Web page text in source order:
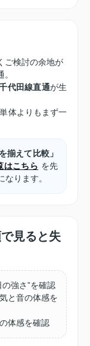
ご検討の余地が
代田線直通が生
体よりもまず一
揃えて比較」
はこちら を先
ります。
見ると失
の強さ”を確認
と音の体感を
体感を確認